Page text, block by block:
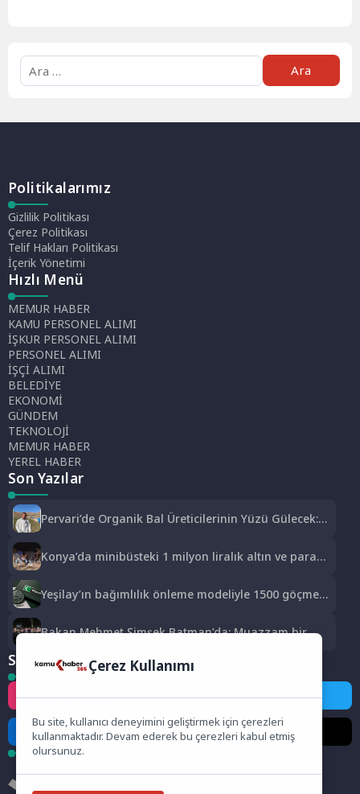
Politikalarımız
Gizlilik Politikası
Çerez Politikası
Telif Hakları Politikası
İçerik Yönetimi
Hızlı Menü
MEMUR HABER
KAMU PERSONEL ALIMI
İŞKUR PERSONEL ALIMI
PERSONEL ALIMI
İŞÇİ ALIMI
BELEDİYE
EKONOMİ
GÜNDEM
TEKNOLOJİ
MEMUR HABER
YEREL HABER
Son Yazılar
Pervari’de Organik Bal Üreticilerinin Yüzü Gülecek:
Konya’da minibüsteki 1 milyon liralık altın ve parayı
Yeşilay’ın bağımlılık önleme modeliyle 1500 göçmen
Bakan Mehmet Şimşek Batman’da: Muazzam bir
Sosyal Medya
Instagram Facebook Twitter
LinkedIn YouTube TikTok
Çerez Kullanımı
Bu site, kullanıcı deneyimini geliştirmek için çerezleri
kullanmaktadır. Devam ederek bu çerezleri kabul etmiş
olursunuz.